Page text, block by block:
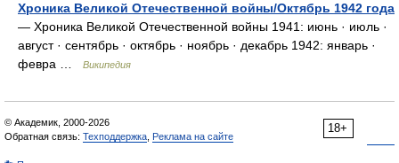
Хроника Великой Отечественной войны/Октябрь 1942 года
— Хроника Великой Отечественной войны 1941: июнь · июль ·
август · сентябрь · октябрь · ноябрь · декабрь 1942: январь ·
февра …
Википедия
18+
© Академик, 2000-2026
Обратная связь: Техподдержка Реклама на сайте